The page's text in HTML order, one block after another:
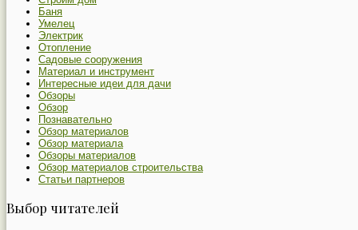
Баня
Умелец
Электрик
Отопление
Садовые сооружения
Материал и инструмент
Интересные идеи для дачи
Обзоры
Обзор
Познавательно
Обзор материалов
Обзор материала
Обзоры материалов
Обзор материалов строительства
Статьи партнеров
Выбор читателей